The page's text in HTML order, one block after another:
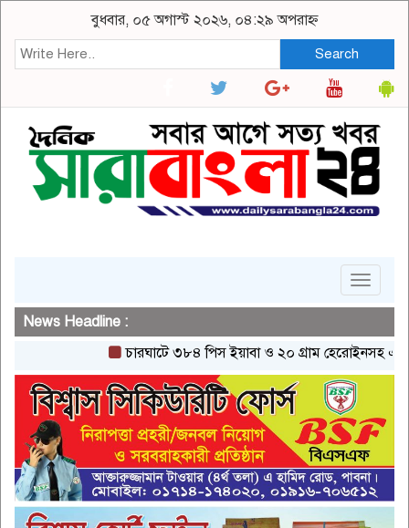
বুধবার, ০৫ অগাস্ট ২০২৬, ০৪:২৯ অপরাহ্ন
Search
Toggle
News Headline :
চারঘাটে ৩৮৪ পিস ইয়াবা ও ২০ গ্রাম হেরোইনসহ একজন